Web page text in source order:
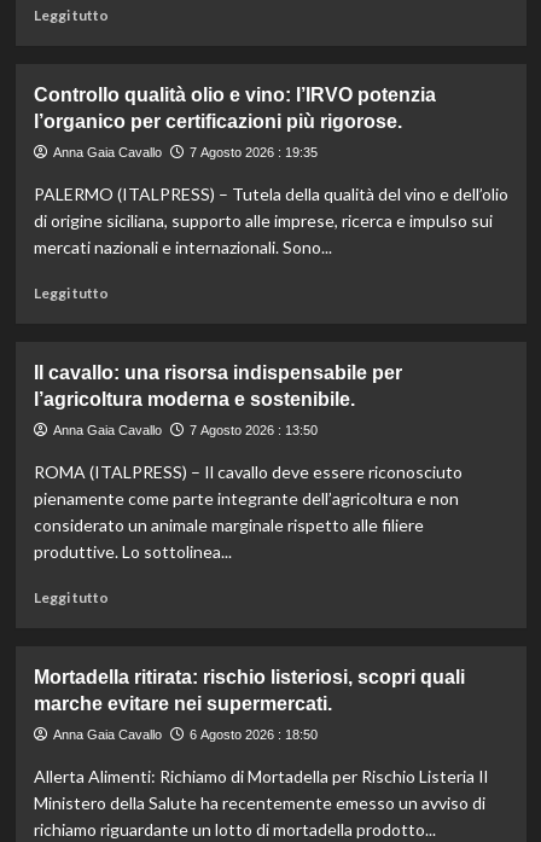
Leggi tuttoLeggi
Marco
Bianchi:
“Ricette
come
le
vite
umanitari”.
Controllo qualità olio e vino: l’IRVO potenzia
l’organico per certificazioni più rigorose.
Anna Gaia Cavallo 7 Agosto 2026 : 19:35
PALERMO (ITALPRESS) – Tutela della qualità del vino e dell’olio
di origine siciliana, supporto alle imprese, ricerca e impulso sui
mercati nazionali e internazionali. Sono...
Leggi tuttoLeggi
Controllo
qualità
olio
vino:
l’IRVO
potenzia
per
Il cavallo: una risorsa indispensabile per
l’agricoltura moderna e sostenibile.
Anna Gaia Cavallo 7 Agosto 2026 : 13:50
ROMA (ITALPRESS) – Il cavallo deve essere riconosciuto
pienamente come parte integrante dell’agricoltura e non
considerato un animale marginale rispetto alle filiere
produttive. Lo sottolinea...
Leggi tuttoLeggi
Il
cavallo:
una
indispensabile
per
l’agricoltura
Mortadella ritirata: rischio listeriosi, scopri quali
marche evitare nei supermercati.
Anna Gaia Cavallo 6 Agosto 2026 : 18:50
Allerta Alimenti: Richiamo di Mortadella per Rischio Listeria Il
Ministero della Salute ha recentemente emesso un avviso di
richiamo riguardante un lotto di mortadella prodotto...